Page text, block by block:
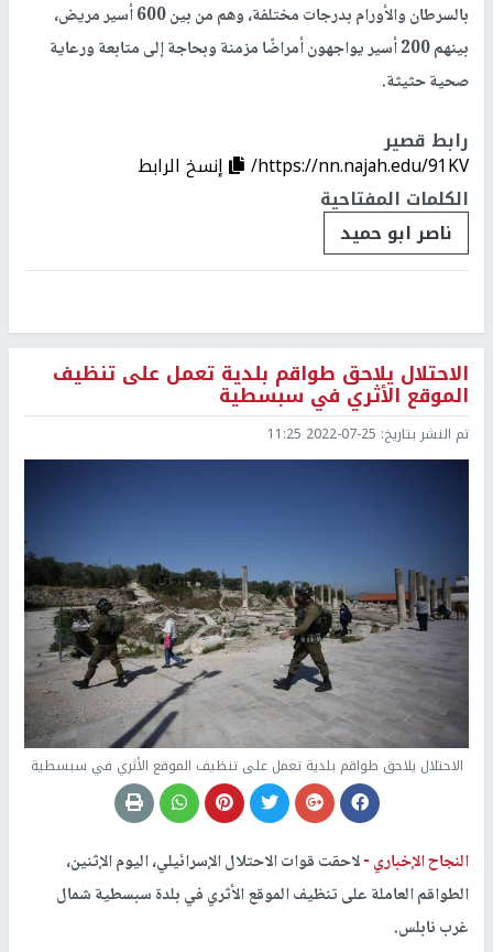
بالسرطان والأورام بدرجات مختلفة، وهم من بين 600 أسير مريض،
بينهم 200 أسير يواجهون أمراضًا مزمنة وبحاجة إلى متابعة ورعاية
صحية حثيثة.
رابط قصير
https://nn.najah.edu/91KV/
إنسخ الرابط
الكلمات المفتاحية
ناصر ابو حميد
الاحتلال يلاحق طواقم بلدية تعمل على تنظيف
الموقع الأثري في سبسطية
تم النشر بتاريخ: 2022-07-25 11:25
الاحتلال يلاحق طواقم بلدية تعمل على تنظيف الموقع الأثري في سبسطية
النجاح الإخباري -لاحقت قوات الاحتلال الإسرائيلي، اليوم الإثنين،
الطواقم العاملة على تنظيف الموقع الأثري في بلدة سبسطية شمال
غرب نابلس.